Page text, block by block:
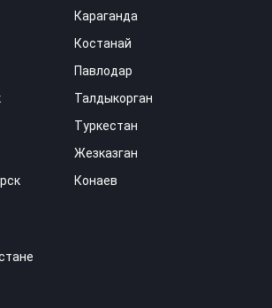
Караганда
Костанай
Павлодар
Талдыкорган
Туркестан
Жезказган
Конаев